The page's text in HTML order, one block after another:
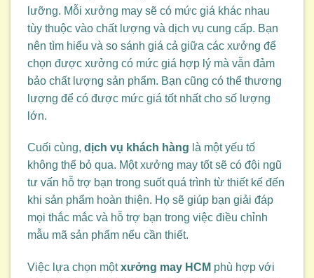
lưỡng. Mỗi xưởng may sẽ có mức giá khác nhau
tùy thuộc vào chất lượng và dịch vụ cung cấp. Bạn
nên tìm hiểu và so sánh giá cả giữa các xưởng để
chọn được xưởng có mức giá hợp lý mà vẫn đảm
bảo chất lượng sản phẩm. Bạn cũng có thể thương
lượng để có được mức giá tốt nhất cho số lượng
lớn.
Cuối cùng, dịch vụ khách hàng là một yếu tố
không thể bỏ qua. Một xưởng may tốt sẽ có đội ngũ
tư vấn hỗ trợ bạn trong suốt quá trình từ thiết kế đến
khi sản phẩm hoàn thiện. Họ sẽ giúp bạn giải đáp
mọi thắc mắc và hỗ trợ bạn trong việc điều chỉnh
mẫu mã sản phẩm nếu cần thiết.
Việc lựa chọn mộtxưởng may HCM phù hợp với